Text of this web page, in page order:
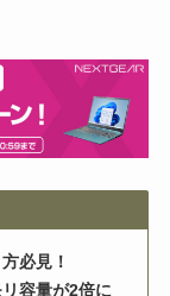
必見！
容量が2倍に